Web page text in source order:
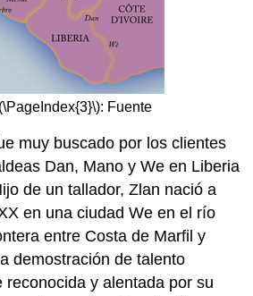
: Fuente
muy buscado por los clientes
Dan, Mano y We en Liberia
de un tallador, Zlan nació a
en una ciudad We en el río
entre Costa de Marfil y
demostración de talento
reconocida y alentada por su